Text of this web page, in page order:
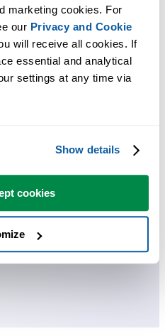
marketing cookies. For
our Privacy and Cookie
will receive all cookies. If
essential and analytical
settings at any time via
Show details
cookies
的实用工具
，简单高效。
，并实现 Excel 本身无法完成的
始。 很多用户后来都会每天使